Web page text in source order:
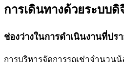
การเดินทางด้วยระบบดิ
ช่องว่างในการดำเนินงานที่ปร
การบริหารจัดการรถเช่าจำนวน